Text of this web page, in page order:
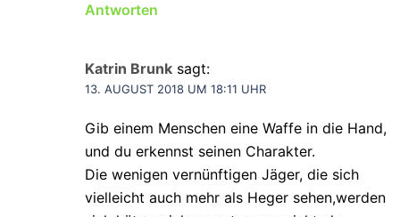
Antworten
Katrin Brunk sagt:
13. AUGUST 2018 UM 18:11 UHR
Gib einem Menschen eine Waffe in die Hand,
und du erkennst seinen Charakter.
Die wenigen vernünftigen Jäger, die sich
vielleicht auch mehr als Heger sehen,werden